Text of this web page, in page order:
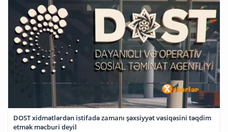
DOST xidmətlərdən istifadə zamanı şəxsiyyət vəsiqəsini təqdim
etmək məcburi deyil